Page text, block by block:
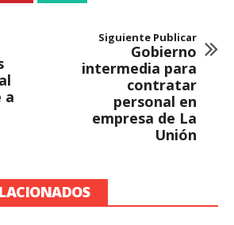
a
Siguiente Publicar
Gobierno
intermedia para
contratar
personal en
empresa de La
Unión